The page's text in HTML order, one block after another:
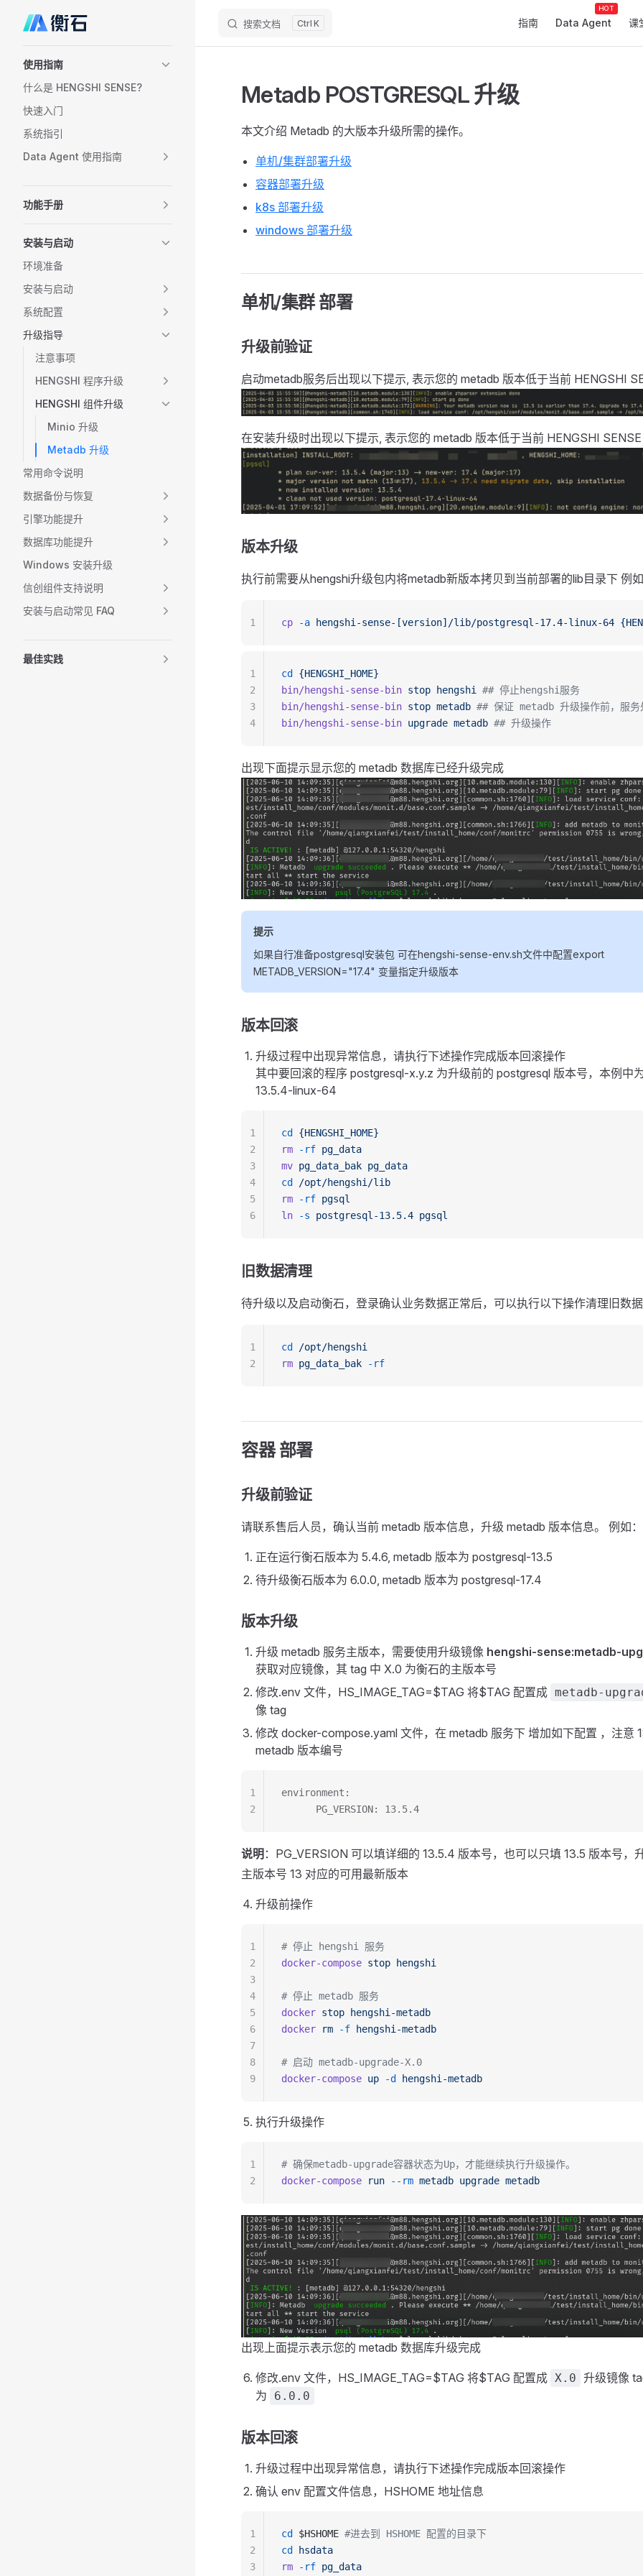
Skip to content 搜索文档 K 指南 Data Agent 课
使用指南
什么是 HENGSHI SENSE?
快速入门
系统指引
Data Agent 使用指南
功能手册
安装与启动
环境准备
安装与启动
系统配置
升级指导
注意事项
HENGSHI 程序升级
HENGSHI 组件升级
Minio 升级
Metadb 升级
常用命令说明
数据备份与恢复
引擎功能提升
数据库功能提升
Windows 安装升级
信创组件支持说明
安装与启动常见 FAQ
最佳实践
Metadb POSTGRESQL 升级
本文介绍 Metadb 的大版本升级所需的操作。
单机/集群部署升级
容器部署升级
k8s 部署升级
windows 部署升级
单机/集群 部署
升级前验证
启动metadb服务后出现以下提示, 表示您的 metadb 版本低于当前 HENGSHI
在安装升级时出现以下提示, 表示您的 metadb 版本低于当前 HENGSHI
版本升级
执行前需要从hengshi升级包内将metadb新版本拷贝到当前部署的lib目录下 例
cp -a hengshi-sense-[version]/lib/postgresql-17.4-linux-64
1
cd
{HENGSHI_HOME}
bin/hengshi-sense-bin stop hengshi
## 停止hengshi服务
bin/hengshi-sense-bin stop metadb ## 保证 metadb 升级操作前，服务
bin/hengshi-sense-bin upgrade metadb ## 升级操作
1
2
3
4
出现下面提示显示您的 metadb 数据库已经升级完成
提示
如果自行准备postgresql安装包 可在hengshi-sense-env.sh文件中配置export
METADB_VERSION="17.4" 变量指定升级版本
版本回滚
升级过程中出现异常信息，请执行下述操作完成版本回滚操作
其中要回滚的程序 postgresql-x.y.z 为升级前的 postgresql 版本号，本例中
13.5.4-linux-64
cd
{HENGSHI_HOME}
rm -rf pg_data
mv pg_data_bak pg_data
cd
/opt/hengshi/lib
rm -rf pgsql
ln -s postgresql-13.5.4 pgsql
1
2
3
4
5
6
旧数据清理
待升级以及启动衡石，登录确认业务数据正常后，可以执行以下操作清理旧数据
cd
/opt/hengshi
rm pg_data_bak -rf
1
2
容器 部署
升级前验证
请联系售后人员，确认当前 metadb 版本信息，升级 metadb 版本信息。 例如：
正在运行衡石版本为 5.4.6, metadb 版本为 postgresql-13.5
待升级衡石版本为 6.0.0, metadb 版本为 postgresql-17.4
版本升级
升级 metadb 服务主版本，需要使用升级镜像 hengshi-sense:metadb-
获取对应镜像，其 tag 中 X.0 为衡石的主版本号
修改.env 文件，HS_IMAGE_TAG=$TAG 将$TAG 配置成 metadb-
像 tag
修改 docker-compose.yaml 文件，在 metadb 服务下 增加如下配置 ，注意
metadb 版本编号
environment:
      PG_VERSION: 13.5.4
1
2
说明 ：PG_VERSION 可以填详细的 13.5.4 版本号，也可以只填 13.5 版本号，
主版本号 13 对应的可用最新版本
升级前操作
# 停止 hengshi 服务
docker-compose stop hengshi
# 停止 metadb 服务
docker stop hengshi-metadb
docker rm -f hengshi-metadb
# 启动 metadb-upgrade-X.0
docker-compose up -d hengshi-metadb
1
2
3
4
5
6
7
8
9
执行升级操作
# 确保metadb-upgrade容器状态为Up，才能继续执行升级操作。
docker-compose run --rm metadb upgrade metadb
1
2
出现上面提示表示您的 metadb 数据库升级完成
修改.env 文件，HS_IMAGE_TAG=$TAG 将$TAG 配置成 X.0 升级镜像
为
6.0.0
版本回滚
升级过程中出现异常信息，请执行下述操作完成版本回滚操作
确认 env 配置文件信息，HSHOME 地址信息
cd $HSHOME #进去到 HSHOME 配置的目录下
cd
hsdata
rm -rf pg_data
1
2
3